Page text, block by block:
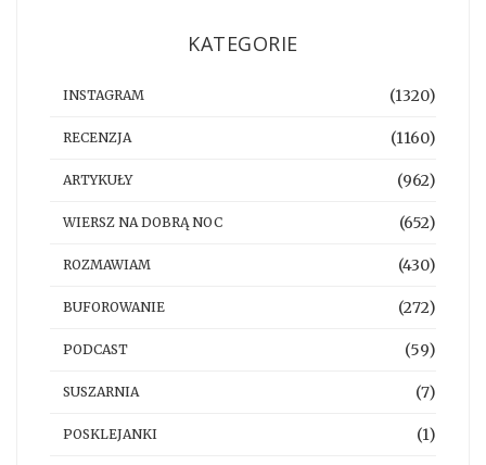
KATEGORIE
INSTAGRAM (1320)
RECENZJA (1160)
ARTYKUŁY (962)
WIERSZ NA DOBRĄ NOC (652)
ROZMAWIAM (430)
BUFOROWANIE (272)
PODCAST (59)
SUSZARNIA (7)
POSKLEJANKI (1)